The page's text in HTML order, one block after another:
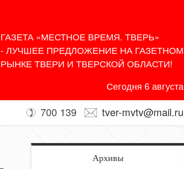
ГАЗЕТА «МЕСТНОЕ ВРЕМЯ. ТВЕРЬ»
- ЛУЧШЕЕ ПРЕДЛОЖЕНИЕ НА ГАЗЕТНОМ
РЫНКЕ ТВЕРИ И ТВЕРСКОЙ ОБЛАСТИ!
Сегодня 6 августа
700 139 tver-mvtv@mail.ru
Архивы